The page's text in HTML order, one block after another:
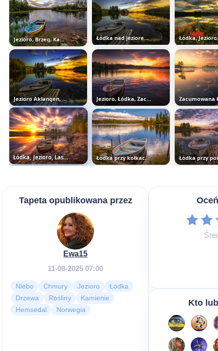
Jezioro, Brzeg, Kamienie, Łódka...
Jezioro Aklangen, Zachód Słońca...
Łódka, Jezioro, Las, Chmury, Zachód...
Łódka nad jeziorem i zachód słońca
Jezioro, Łódka, Zachód Słońca
Łódka przy kołkach nad brzegiem...
Tapeta opublikowana przez
Ewa15
11-08-2025 07:00
Niebo Chmury Jezioro
Łódka
Drzewa
Rośliny
Kamienie
Hemsedal
Norwegia
Kto